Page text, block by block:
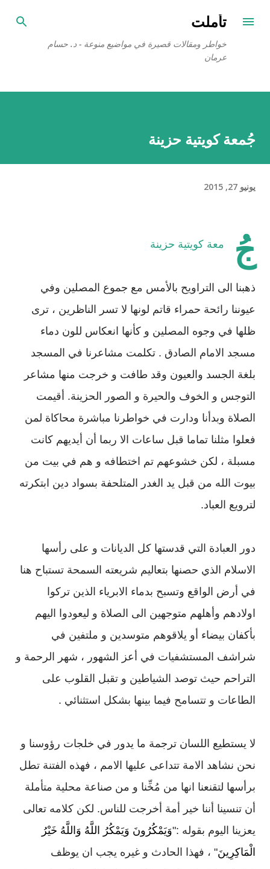
تأملت
خواطر ومقالات قصيرة في مواضيع منوعة - د. حسام
عرمان
جُمعة كويتية حزينة
يونيو 27, 2015
جُ معة كويتية حزينة
ذهبنا الى التراويح بالأمس مع جموع المصلين وفي
عيوننا رائحة حمراء قاتم لونها لا تسر الناظرين ، ترى
ظلها في وجوه المصلين و كأنها انعكاس للون دماء
مسجد الامام الصادق . تكلمت مشاعرنا في المسجد
بلغة الجسد والعيون وقد طافت و خرجت منها مشاعر
التوجس و الخوف والحيرة و الصور الحزينة. أقيمت
الصلاة وبدأنا ودارت في خواطرنا مباشرة محاكاة لمن
فعلوا مثلنا تماما قبل ساعات الا ربما أن أيديهم كانت
مسبلة ، لكن خشوعهم تم اختطافه و هم في بيت من
بيوت الله من قبل يد الغدر المتلحفة بسواد دين ابتكرته
لترويع العباد.
دور العبادة التي قدستها كل الديانات و على رأسها
الاسلام الذي حصنها بتعاليم شريعته السمحة تستباح هنا
في أرض الواقع وتسبح بدماء الابرياء الذين تركوا
اولادهم وأهلهم متوجهين الى الصلاة و ليعودوا اليهم
بأكفان بيضاء أو يلاقوهم متوسدين و ملتفين في
شراشف المستشفيات في أعز الشهور ، شهر الرحمة و
التراحم حيث توصد الشياطين و تقبل القلوب على
الطاعات و تتسامح فيما بينها بشكل استثنائي .
لا يستطيع اللسان ترجمة ما يدور في خلجات رؤوسنا و
نحن نشاهد الامة تتداعى عليها الامم ، فهذه الفتنة تطل
برأسها لتقنعنا انها من مُخِّنا و من صناعة محلية متأملة
أن تنسينا أننا خير أمة أخرجت للناس. لكن كلامه تعالى
يعزينا اليوم بقوله :"وَيَمْكُرُونَ وَيَمْكُرُ اللَّهُ وَاللَّهُ خَيْرُ
الْمَاكِرِينَ" ، فهذا الحادث و غيره يجب ان يوظف